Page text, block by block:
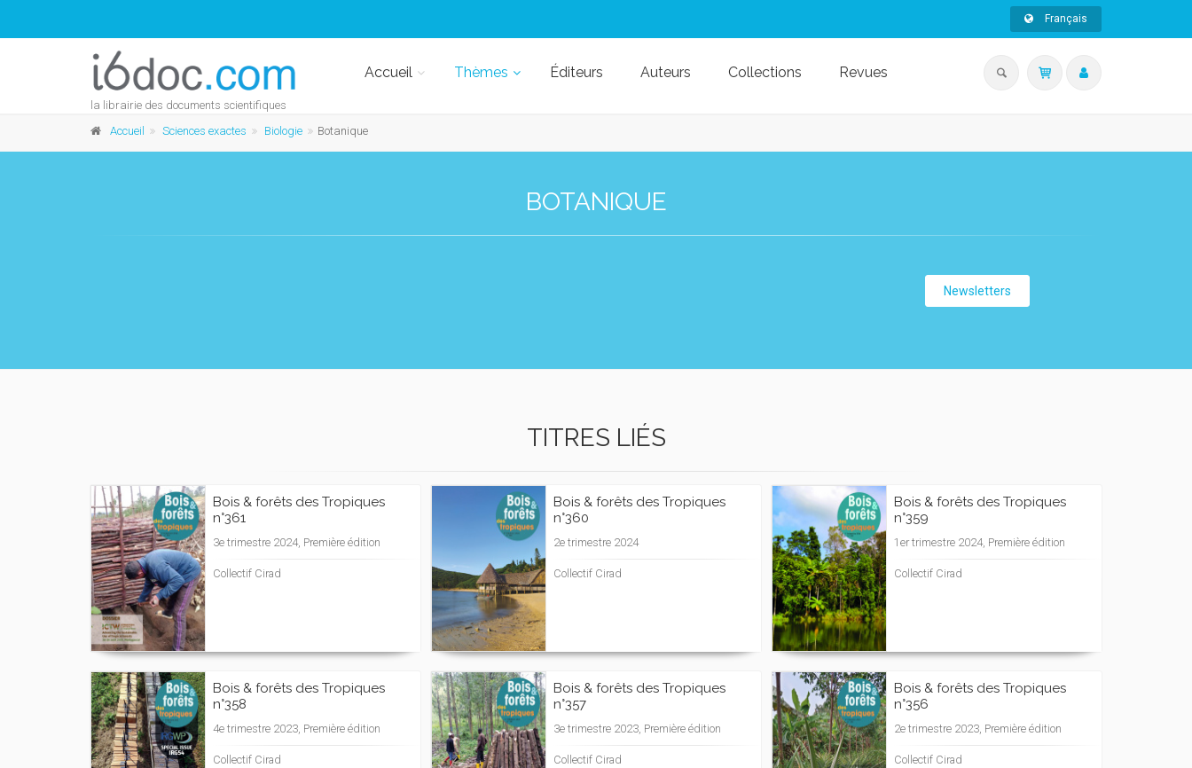
Français
la librairie des documents scientifiques
Accueil Thèmes Éditeurs Auteurs Collections Revues
Accueil Sciences exactes Biologie Botanique
BOTANIQUE
Newsletters
TITRES LIÉS
Bois & forêts des Tropiques
n°361
3e trimestre 2024, Première édition
Collectif Cirad
Bois & forêts des Tropiques
n°360
2e trimestre 2024
Collectif Cirad
Bois & forêts des Tropiques
n°359
1er trimestre 2024, Première édition
Collectif Cirad
Bois & forêts des Tropiques
n°358
4e trimestre 2023, Première édition
Collectif Cirad
Bois & forêts des Tropiques
n°357
3e trimestre 2023, Première édition
Collectif Cirad
Bois & forêts des Tropiques
n°356
2e trimestre 2023, Première édition
Collectif Cirad